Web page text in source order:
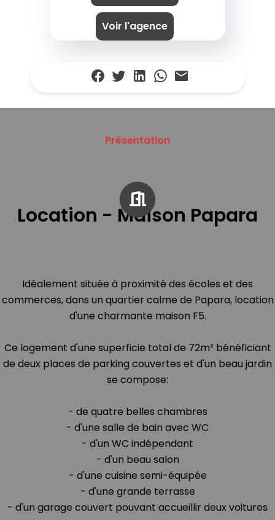
Voir l'agence
Présentation
Location - Maison Papara
Idéalement située à proximité des écoles et des
commerces, dans un quartier calme de Papara, location
d'une charmante maison F5.
Ce logement d'une superficie total de 72m² bénéficiant
de deux places de parking couvertes et d'un beau jardin
se compose:
- de quatre belles chambres
- d'une salle de bain avec WC
- d'un WC indépendant
- d'un beau salon
- d'une cuisine semi-équipée
- d'une grande terrasse
- d'un garage couvert pouvant accueillir deux voitures